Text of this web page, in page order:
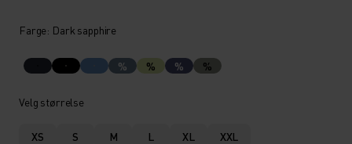
Farge: Dark sapphire
% % % %
Velg størrelse
XS S M L XL XXL